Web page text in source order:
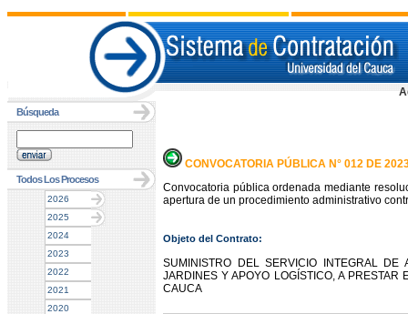
Búsqueda
Todos Los Procesos
2026
2025
2024
2023
2022
2021
2020
CONVOCATORIA PÚBLICA N° 012 DE
Convocatoria pública ordenada mediante
apertura de un procedimiento administrativo
Objeto del Contrato:
SUMINISTRO DEL SERVICIO INTEGRAL DE
JARDINES Y APOYO LOGÍSTICO, A
CAUCA